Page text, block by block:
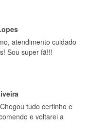
atendimento cuidado
Sou super fã!!!
tudo certinho e
e voltarei a